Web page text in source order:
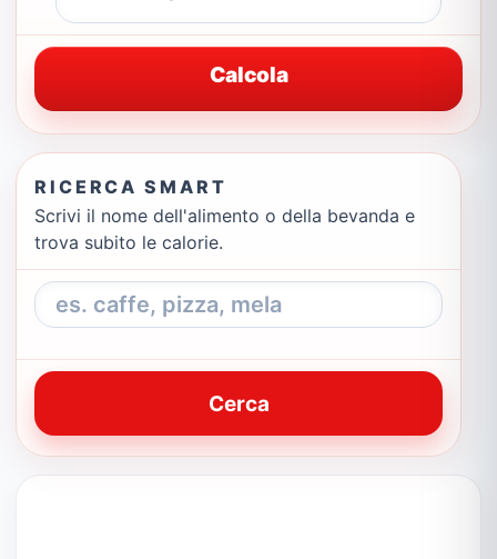
Calcola
RICERCA SMART
Scrivi il nome dell'alimento o della bevanda e
trova subito le calorie.
Cerca